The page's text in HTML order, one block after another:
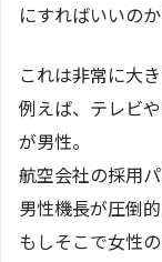
にすればいいのか
これは非常に大き
例えば、テレビ
が男性。
航空会社の採用
男性機長が圧倒的
もしそこで女性